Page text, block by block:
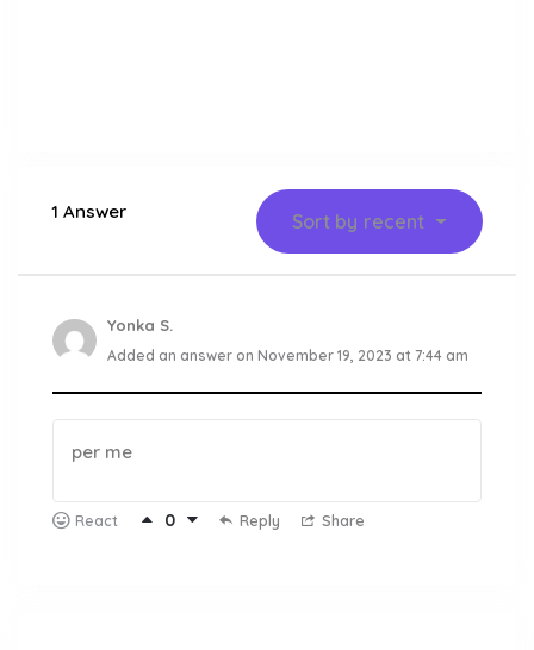
1 Answer Sort by recent
Yonka S.
Added an answer on November 19, 2023 at 7:44 am
per me
React 0 Reply Share